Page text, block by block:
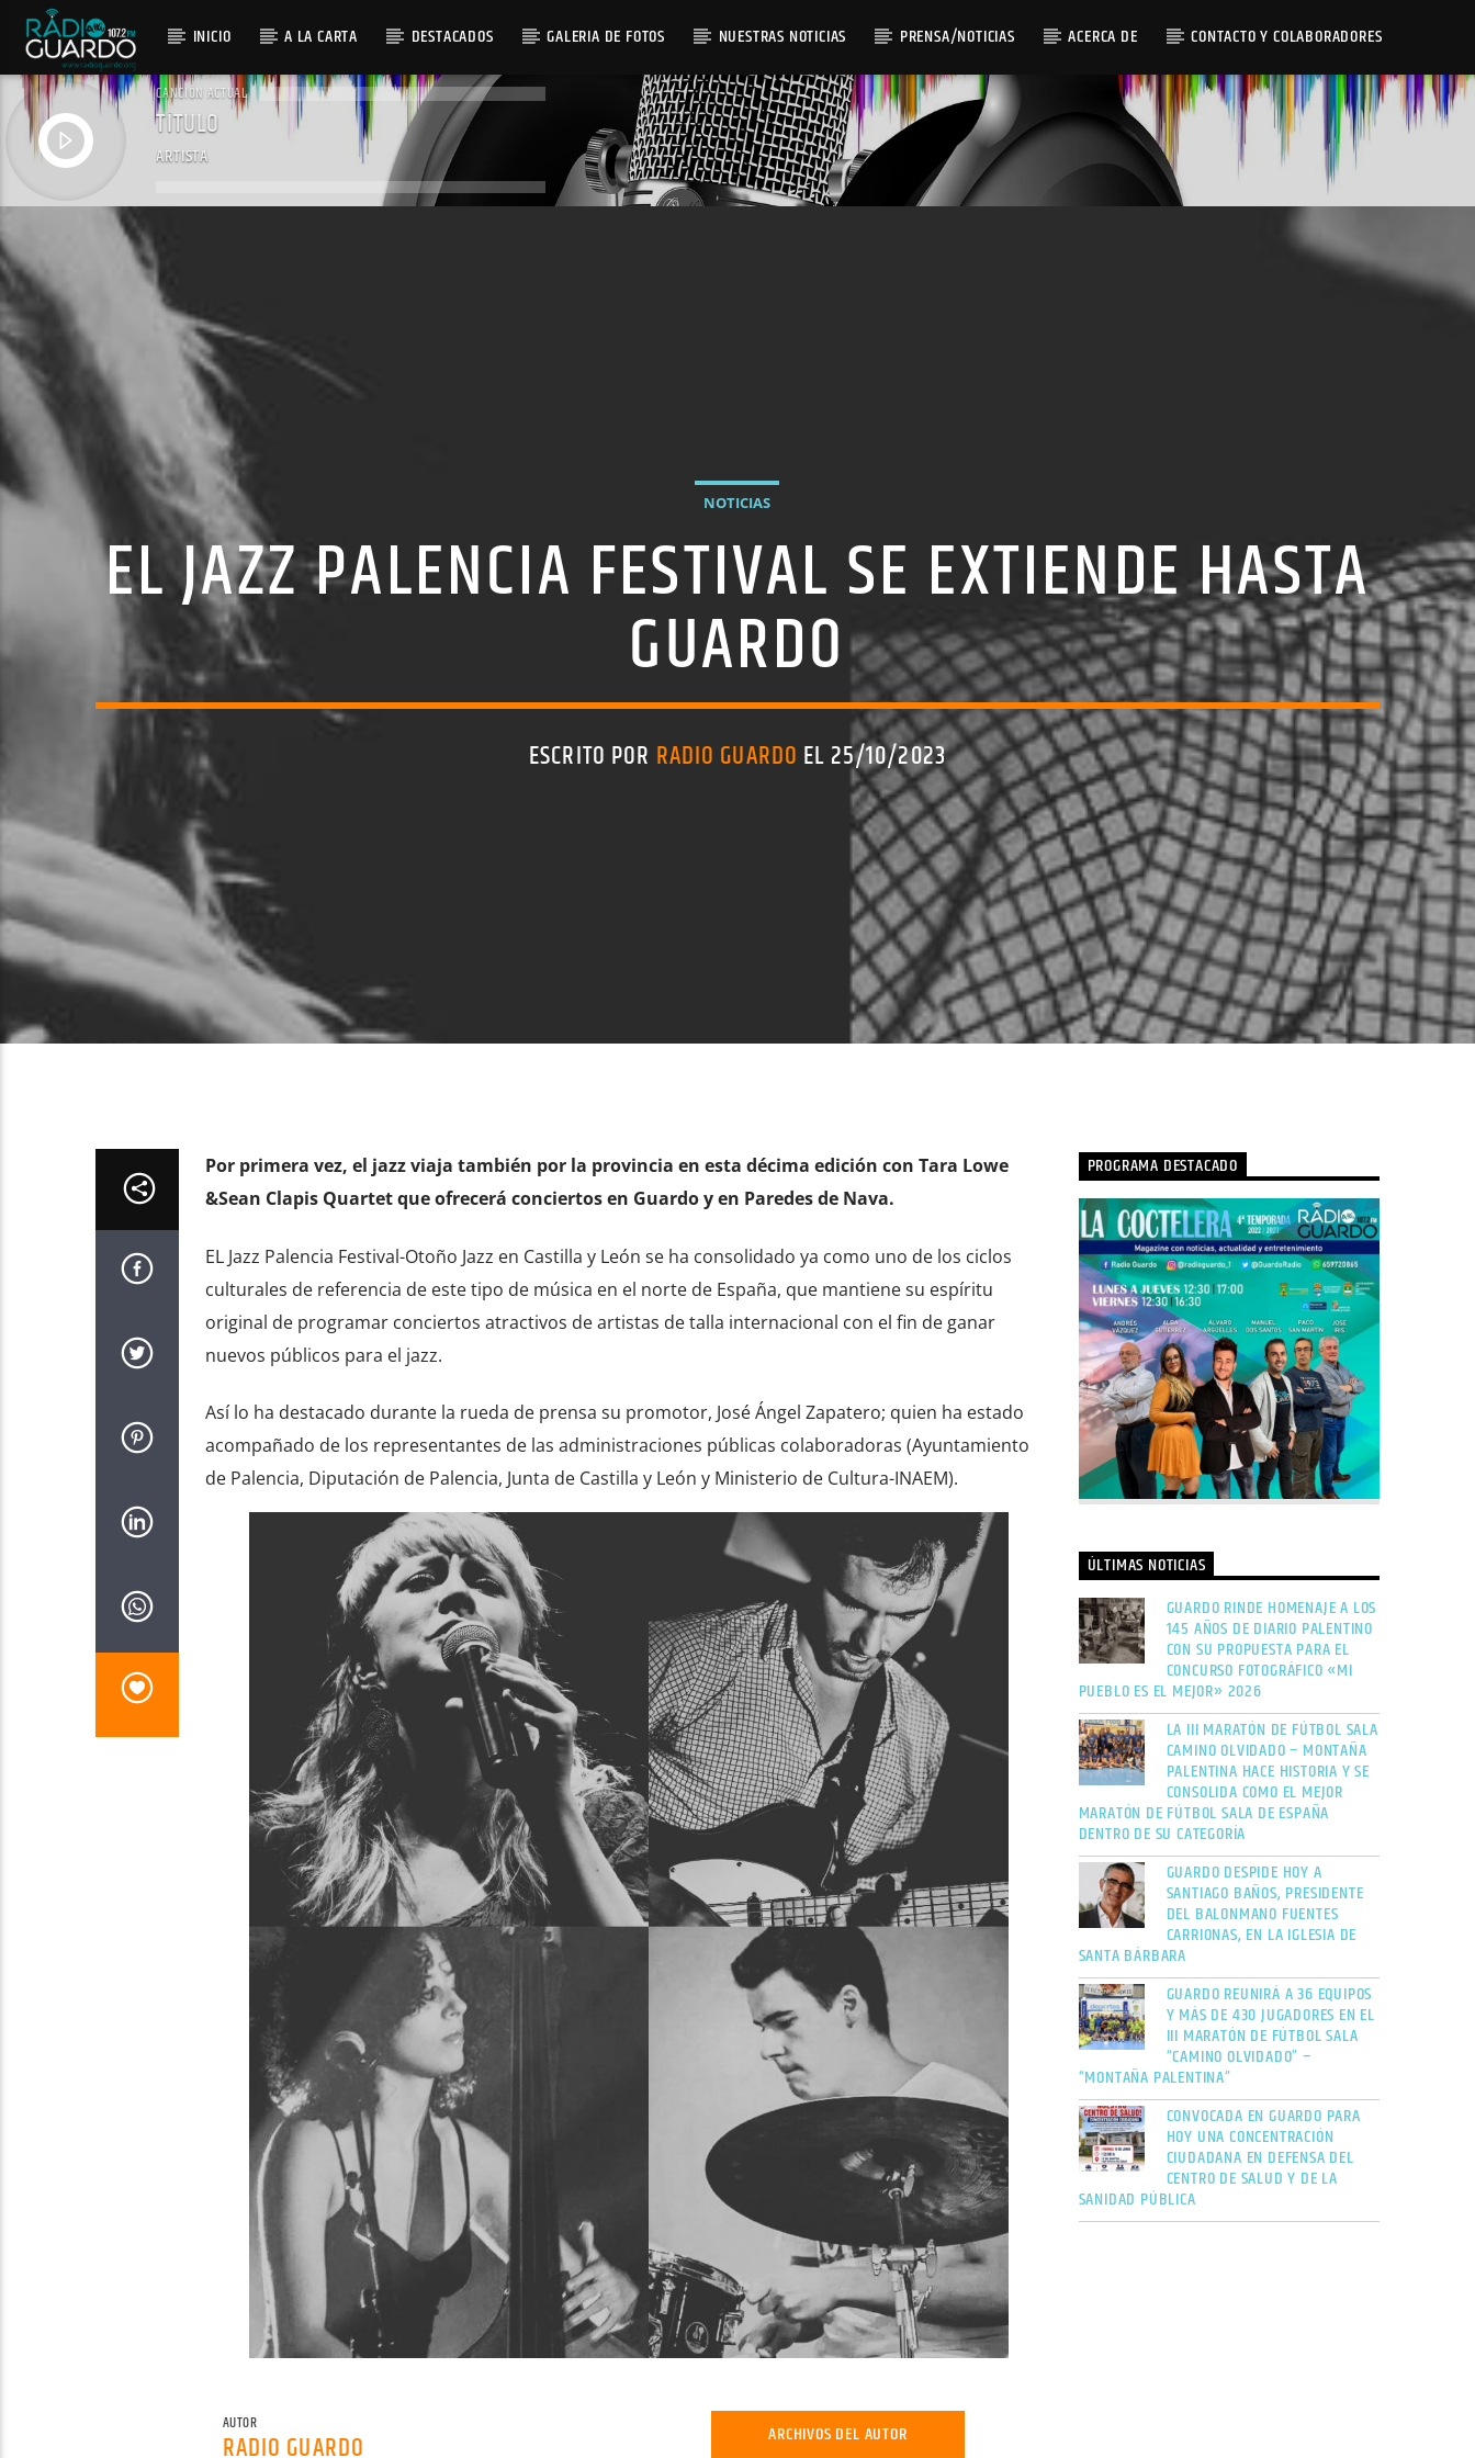
INICIO A LA CARTA DESTACADOS GALERIA DE FOTOS NUESTRAS NOTICIAS PRENSA/NOTICIAS ACERCA DE CONTACTO Y COLABORADORES
CANCIÓN ACTUAL
TÍTULO
ARTISTA
NOTICIAS
EL JAZZ PALENCIA FESTIVAL SE EXTIENDE HASTA
GUARDO
ESCRITO POR RADIO GUARDO EL 25/10/2023
Por primera vez, el jazz viaja también por la provincia en esta décima edición con Tara Lowe
&Sean Clapis Quartet que ofrecerá conciertos en Guardo y en Paredes de Nava.
EL Jazz Palencia Festival-Otoño Jazz en Castilla y León se ha consolidado ya como uno de los ciclos
culturales de referencia de este tipo de música en el norte de España, que mantiene su espíritu
original de programar conciertos atractivos de artistas de talla internacional con el fin de ganar
nuevos públicos para el jazz.
Así lo ha destacado durante la rueda de prensa su promotor, José Ángel Zapatero; quien ha estado
acompañado de los representantes de las administraciones públicas colaboradoras (Ayuntamiento
de Palencia, Diputación de Palencia, Junta de Castilla y León y Ministerio de Cultura-INAEM).
AUTOR
RADIO GUARDO ARCHIVOS DEL AUTOR
PROGRAMA DESTACADO
ÚLTIMAS NOTICIAS
GUARDO RINDE HOMENAJE A LOS
145 AÑOS DE DIARIO PALENTINO
CON SU PROPUESTA PARA EL
CONCURSO FOTOGRÁFICO «MI
PUEBLO ES EL MEJOR» 2026
LA III MARATÓN DE FÚTBOL SALA
CAMINO OLVIDADO – MONTAÑA
PALENTINA HACE HISTORIA Y SE
CONSOLIDA COMO EL MEJOR
MARATÓN DE FÚTBOL SALA DE ESPAÑA
DENTRO DE SU CATEGORÍA
GUARDO DESPIDE HOY A
SANTIAGO BAÑOS, PRESIDENTE
DEL BALONMANO FUENTES
CARRIONAS, EN LA IGLESIA DE
SANTA BÁRBARA
GUARDO REUNIRÁ A 36 EQUIPOS
Y MÁS DE 430 JUGADORES EN EL
III MARATÓN DE FÚTBOL SALA
“CAMINO OLVIDADO” –
“MONTAÑA PALENTINA”
CONVOCADA EN GUARDO PARA
HOY UNA CONCENTRACIÓN
CIUDADANA EN DEFENSA DEL
CENTRO DE SALUD Y DE LA
SANIDAD PÚBLICA